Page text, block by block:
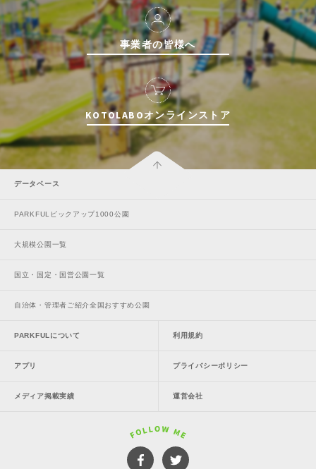
事業者の皆様へ
KOTOLABOオンラインストア
データベース
PARKFULピックアップ1000公園
大規模公園一覧
国立・国定・国営公園一覧
自治体・管理者ご紹介全国おすすめ公園
PARKFULについて
アプリ
メディア掲載実績
利用規約
プライバシーポリシー
運営会社